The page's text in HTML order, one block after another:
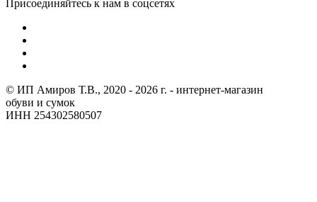
Присоединяйтесь к нам в соцсетях
© ИП Амиров Т.В., 2020 - 2026 г. - интернет-магазин
обуви и сумок
ИНН 254302580507